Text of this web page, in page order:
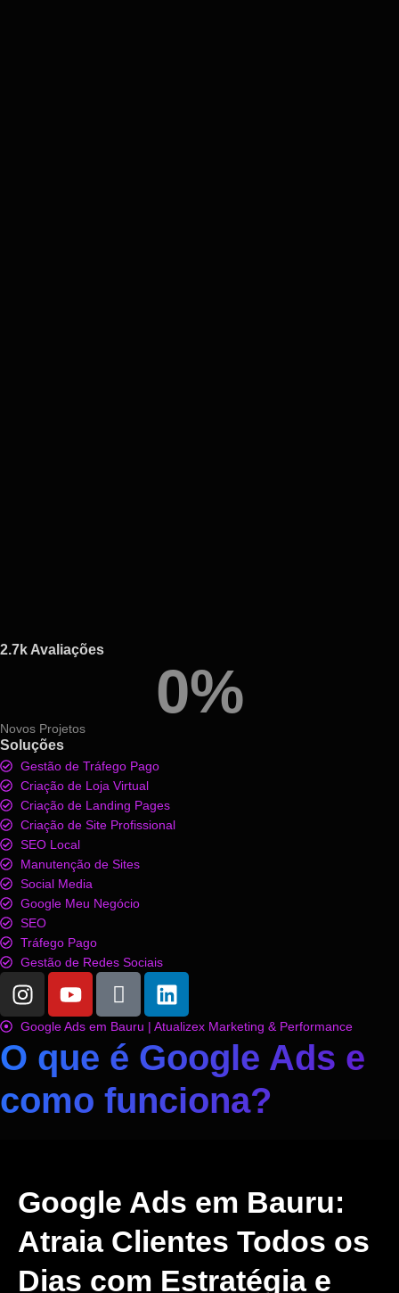
2.7k Avaliações
0%
Novos Projetos
Soluções
Gestão de Tráfego Pago
Criação de Loja Virtual
Criação de Landing Pages
Criação de Site Profissional
SEO Local
Manutenção de Sites
Social Media
Google Meu Negócio
SEO
Tráfego Pago
Gestão de Redes Sociais
Google Ads em Bauru | Atualizex Marketing & Performance
O que é Google Ads e
como funciona?
Google Ads em Bauru:
Atraia Clientes Todos os
Dias com Estratégia e